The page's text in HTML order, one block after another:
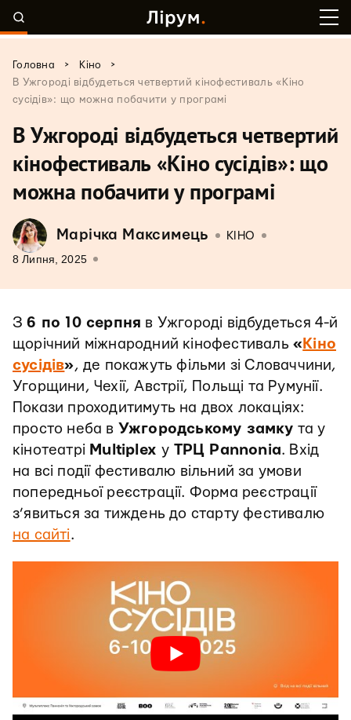
Головна > Кіно
>
В Ужгороді відбудеться четвертий кінофестиваль «Кіно
сусідів»: що можна побачити у програмі
В Ужгороді відбудеться четвертий
кінофестиваль «Кіно сусідів»: що
можна побачити у програмі
Марічка Максимець КІНО
8 Липня, 2025
З6 по 10 серпня в Ужгороді відбудеться 4-й
щорічний міжнародний кінофестиваль« Кіно
cусідів», де покажуть фільми зі Словаччини,
Угорщини, Чехії, Австрії, Польщі та Румунії.
Покази проходитимуть на двох локаціях:
просто неба в Ужгородському замку та у
кінотеатрі Multiplexу ТРЦ Pannonia. Вхід
на всі події фестивалю вільний за умови
попередньої реєстрації. Форма реєстрації
з’явиться за тиждень до старту фестивалю
на сайті.